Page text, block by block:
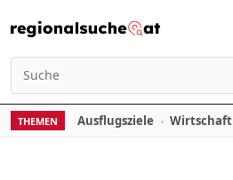
Suchen nach:
THEMEN Ausflugsziele Wirtschaft